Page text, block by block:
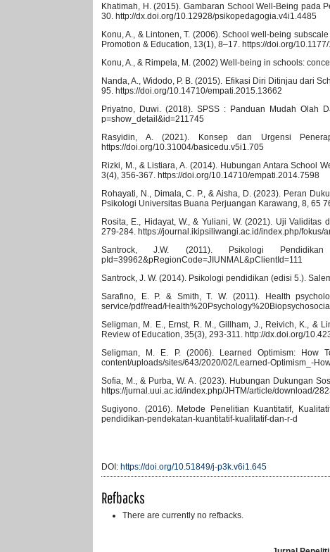
Khatimah, H. (2015). Gambaran School Well-Being pada
30. http://dx.doi.org/10.12928/psikopedagogia.v4i1.4485
Konu, A., & Lintonen, T. (2006). School well-being
Promotion & Education, 13(1), 8–17. https://doi.org/
Konu, A., & Rimpela, M. (2002) Well-being in schools:
Nanda, A., Widodo, P. B. (2015). Efikasi Diri Ditinjau dari
95. https://doi.org/10.14710/empati.2015.13662
Priyatno, Duwi. (2018). SPSS : Panduan Mudah Olah
p=show_detail&id=211745
Rasyidin, A. (2021). Konsep dan Urgensi
https://doi.org/10.31004/basicedu.v5i1.705
Rizki, M., & Listiara, A. (2014). Hubungan Antara School
3(4), 356-367. https://doi.org/10.14710/empati.2014.7598
Rohayati, N., Dimala, C. P., & Aisha, D. (2023). Peran
Psikologi Universitas Buana Perjuangan Karawang, 8, 65
Rosita, E., Hidayat, W., & Yuliani, W. (2021). Uji
279-284. https://journal.ikipsiliwangi.ac.id/index.php/fokus/
Santrock, J.W. (2011). Psikologi Pendidikan
pId=39962&pRegionCode=JIUNMAL&pClientId=111
Santrock, J. W. (2014). Psikologi pendidikan (edisi 5.).
Sarafino, E. P. & Smith, T. W. (2011). Health
service/pdf/read/
Seligman, M. E., Ernst, R. M., Gillham, J., Reivich, K., &
Review of Education, 35(3), 293-311. http://dx.doi.org/
Seligman, M. E. P. (2006). Learned Optimism: How
content/uploads/sites/643/2020/02/Learned-Optimism_-
Sofia, M., & Purba, W. A. (2023). Hubungan Dukungan
https://jurnal.uui.ac.id/index.php/JHTM/article/download/
Sugiyono. (2016). Metode Penelitian Kuantitatif,
pendidikan-pendekatan-kuantitatif-kualitatif-dan-r-d
DOI: https://doi.org/10.51849/j-p3k.v6i1.645
Refbacks
There are currently no refbacks.